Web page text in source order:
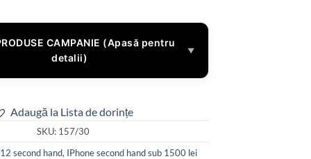
CAMPANIE (Apasă pentru
detalii)
▼
Adaugă la Lista de dorințe
SKU: 157/30
second hand, IPhone second hand sub 1500 lei